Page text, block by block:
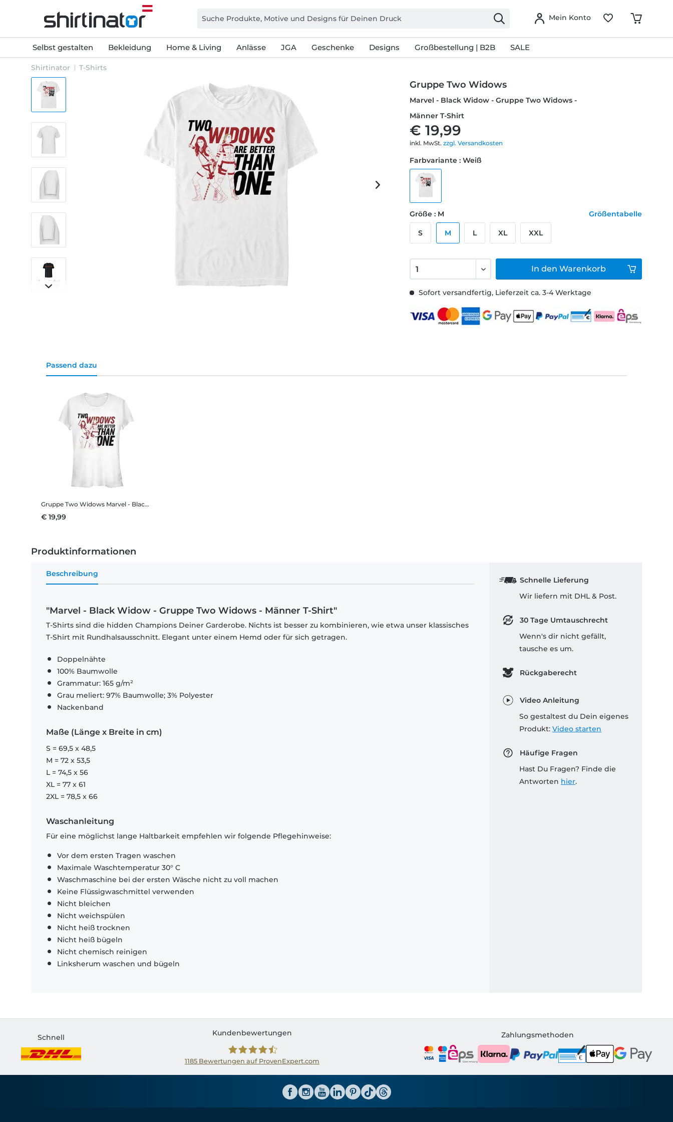
Mein Konto
Selbst gestalten Bekleidung Home & Living Anlässe JGA Geschenke Designs Großbestellung | B2B SALE
Shirtinator T-Shirts
Gruppe Two Widows
Marvel - Black Widow - Gruppe Two Widows -
Männer T-Shirt
€ 19,99
inkl. MwSt.zzgl. Versandkosten
Sofort versandfertig, Lieferzeit ca. 3-4 Werktage
Farbvariante : Weiß
Größe : M Größentabelle
S M L XL XXL
In den Warenkorb
Passend dazu
Gruppe Two Widows Marvel - Black Widow - Gruppe Two Widows - Frauen T-Shirt
€ 19,99
Produktinformationen
Beschreibung
"Marvel - Black Widow - Gruppe Two Widows - Männer T-Shirt"
T-Shirts sind die hidden Champions Deiner Garderobe. Nichts ist besser zu kombinieren, wie etwa unser klassisches
T-Shirt mit Rundhalsausschnitt. Elegant unter einem Hemd oder für sich getragen.
Doppelnähte
100% Baumwolle
Grammatur: 165 g/m²
Grau meliert: 97% Baumwolle; 3% Polyester
Nackenband
Maße (Länge x Breite in cm)
S = 69,5 x 48,5
M = 72 x 53,5
L = 74,5 x 56
XL = 77 x 61
2XL = 78,5 x 66
Waschanleitung
Für eine möglichst lange Haltbarkeit empfehlen wir folgende Pflegehinweise:
Vor dem ersten Tragen waschen
Maximale Waschtemperatur 30° C
Waschmaschine bei der ersten Wäsche nicht zu voll machen
Keine Flüssigwaschmittel verwenden
Nicht bleichen
Nicht weichspülen
Nicht heiß trocknen
Nicht heiß bügeln
Nicht chemisch reinigen
Linksherum waschen und bügeln
Schnelle Lieferung
Wir liefern mit DHL & Post.
30 Tage Umtauschrecht
Wenn's dir nicht gefällt,
tausche es um.
Rückgaberecht
Video Anleitung
So gestaltest du Dein eigenes
Produkt: Video starten
Häufige Fragen
Hast Du Fragen? Finde die
Antworten hier.
Schnell
Kundenbewertungen
1185Bewertungen auf ProvenExpert.com
Zahlungsmethoden